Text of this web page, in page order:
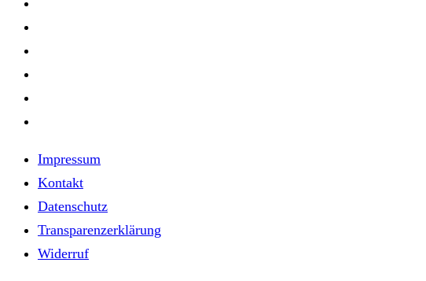
Impressum
Kontakt
Datenschutz
Transparenzerklärung
Widerruf